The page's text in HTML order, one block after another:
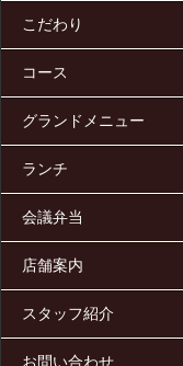
こだわり
コース
グランドメニュー
ランチ
会議弁当
店舗案内
スタッフ紹介
お問い合わせ